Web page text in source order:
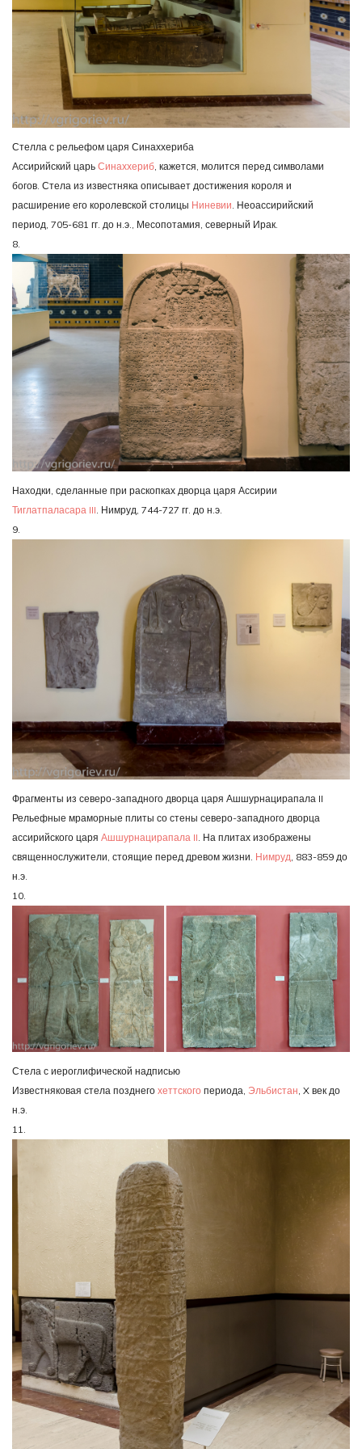
Стелла с рельефом царя Синаххериба
Ассирийский царь Синаххериб, кажется, молится перед символами
богов. Стела из известняка описывает достижения короля и
расширение его королевской столицы Ниневии. Неоассирийский
период, 705-681 гг. до н.э., Месопотамия, северный Ирак.
8.
Находки, сделанные при раскопках дворца царя Ассирии
Тиглатпаласара III. Нимруд, 744-727 гг. до н.э.
9.
Фрагменты из северо-западного дворца царя Ашшурнацирапала II
Рельефные мраморные плиты со стены северо-западного дворца
ассирийского царя Ашшурнацирапала II. На плитах изображены
священнослужители, стоящие перед древом жизни. Нимруд, 883-859 до
н.э.
10.
Стела с иероглифической надписью
Известняковая стела позднего хеттского периода, Эльбистан , X век до
н.э.
11.